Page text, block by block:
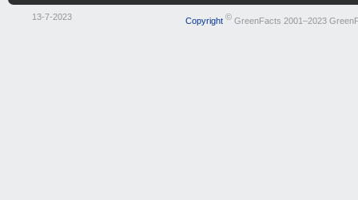
13-7-2023 Copyright ©GreenFacts 2001–2023